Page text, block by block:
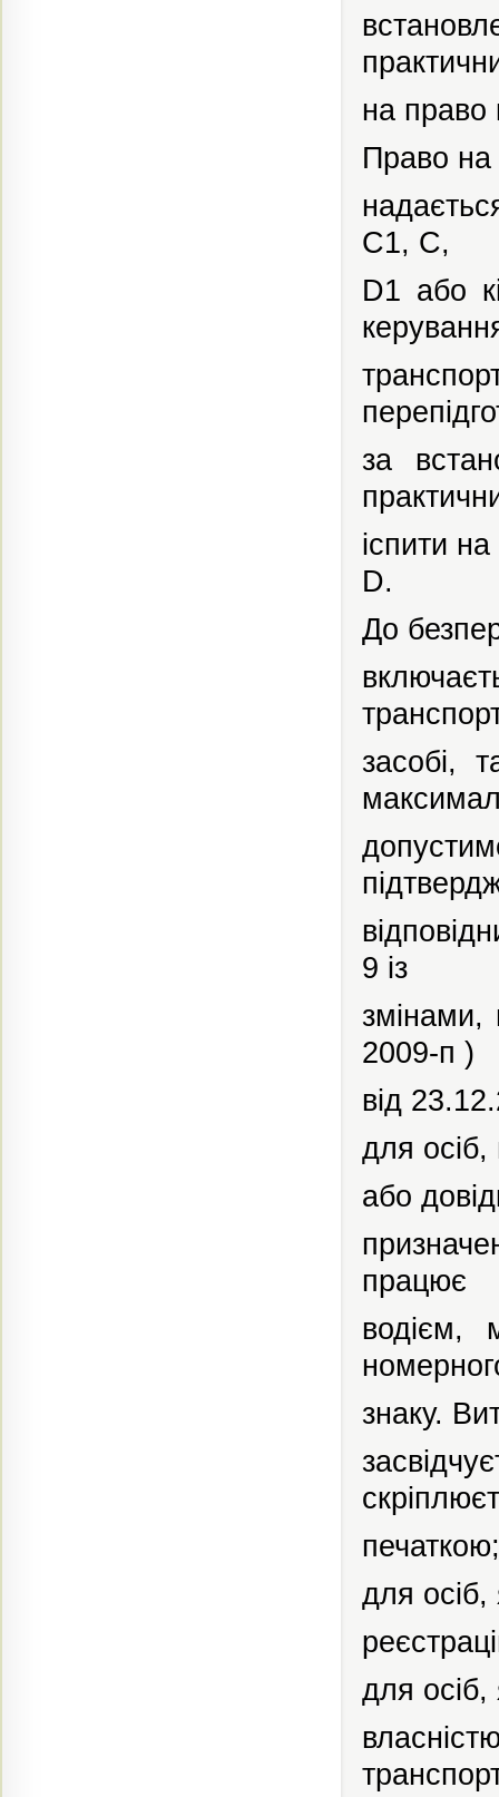
на право
Право на
С1, С,
D1 або
за
іспити
D.
До
засобі,
9 із
змінами,
2009-п )
від
для осіб,
або
працює
водієм,
знаку.
печаткою;
для осіб,
для осіб,